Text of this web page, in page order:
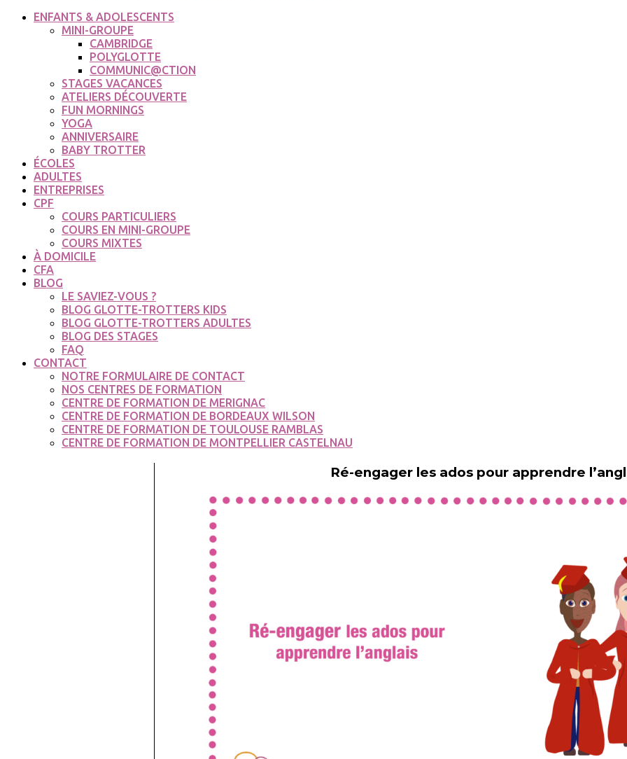
ENFANTS & ADOLESCENTS
MINI-GROUPE
CAMBRIDGE
POLYGLOTTE
COMMUNIC@CTION
STAGES VACANCES
ATELIERS DÉCOUVERTE
FUN MORNINGS
YOGA
ANNIVERSAIRE
BABY TROTTER
ÉCOLES
ADULTES
ENTREPRISES
CPF
COURS PARTICULIERS
COURS EN MINI-GROUPE
COURS MIXTES
À DOMICILE
CFA
BLOG
LE SAVIEZ-VOUS ?
BLOG GLOTTE-TROTTERS KIDS
BLOG GLOTTE-TROTTERS ADULTES
BLOG DES STAGES
FAQ
CONTACT
NOTRE FORMULAIRE DE CONTACT
NOS CENTRES DE FORMATION
CENTRE DE FORMATION DE MERIGNAC
CENTRE DE FORMATION DE BORDEAUX WILSON
CENTRE DE FORMATION DE TOULOUSE RAMBLAS
CENTRE DE FORMATION DE MONTPELLIER CASTELNAU
Ré-engager les ados pour apprendre